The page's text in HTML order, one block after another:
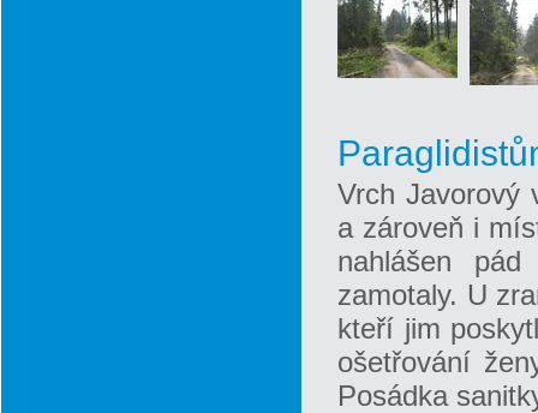
Vrch Javorový
a zároveň i
nahlášen
zamotaly. U
kteří jim
ošetřování
Posádka